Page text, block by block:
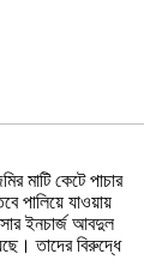
মাটি কেটে পাচার
পালিয়ে যাওয়ায়
ইনচার্জ আবদুল
তাদের বিরুদ্ধে